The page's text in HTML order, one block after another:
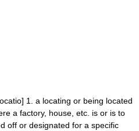
1. a locating or being located
a factory, house, etc. is or is to
off or designated for a specific